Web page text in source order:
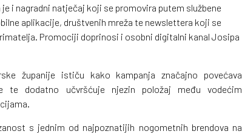
i nagradni natječaj koji se promovira putem službene
aplikacije, društvenih mreža te newslettera koji se
Promociji doprinosi i osobni digitalni kanal Josipa
županije ističu kako kampanja značajno povećava
te dodatno učvršćuje njezin položaj među vodećim
s jednim od najpoznatijih nogometnih brendova na